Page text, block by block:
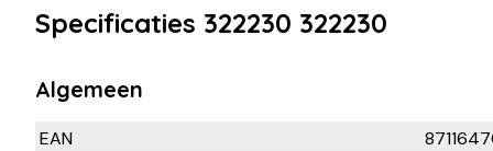
Specificaties 322230 322230
Algemeen
EAN